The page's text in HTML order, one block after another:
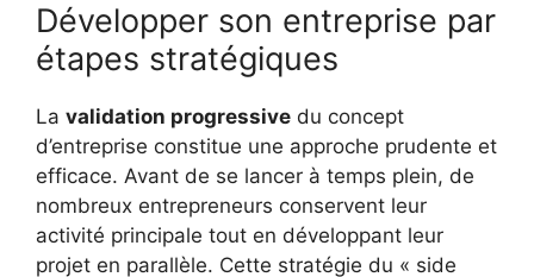
Développer son entreprise par
étapes stratégiques
La validation progressive du concept
d’entreprise constitue une approche prudente et
efficace. Avant de se lancer à temps plein, de
nombreux entrepreneurs conservent leur
activité principale tout en développant leur
projet en parallèle. Cette stratégie du « side